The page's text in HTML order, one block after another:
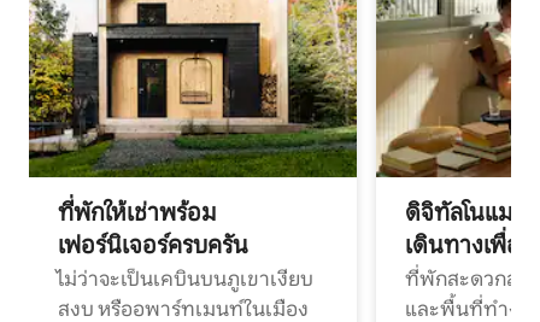
ที่พักให้เช่าพร้อม
เฟอร์นิเจอร์ครบครัน
ไม่ว่าจะเป็นเคบินบนภูเขาเงียบ
สงบ หรืออพาร์ทเมนท์ในเมือง
ดิจิทัลโนแมด
เดินทางเพื่อ
ที่พักสะดวกสบ
และพื้นที่ทำงา